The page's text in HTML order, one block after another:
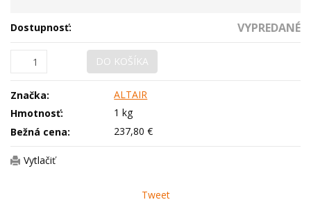
Dostupnosť: VYPREDANÉ
DO KOŠÍKA
Značka:
ALTAIR
Hmotnosť:
1 kg
Bežná cena:
237,80 €
Vytlačiť
Tweet